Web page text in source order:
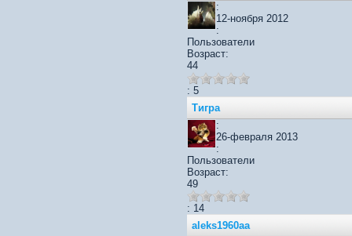
:
12-ноября 2012
:
Пользователи
Возраст:
44
: 5
Тигра
:
26-февраля 2013
:
Пользователи
Возраст:
49
: 14
aleks1960aa